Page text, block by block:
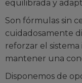
equilibrada y
Son fórmulas sin
cuidadosamente
reforzar el
mantener una
Disponemos de